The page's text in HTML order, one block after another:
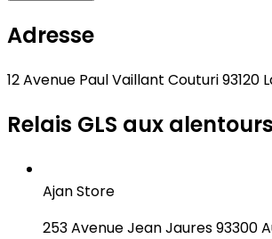
Adresse
12 Avenue Paul Vaillant Couturi 93120
Relais GLS aux alentours
Ajan Store
253 Avenue Jean Jaures 93300